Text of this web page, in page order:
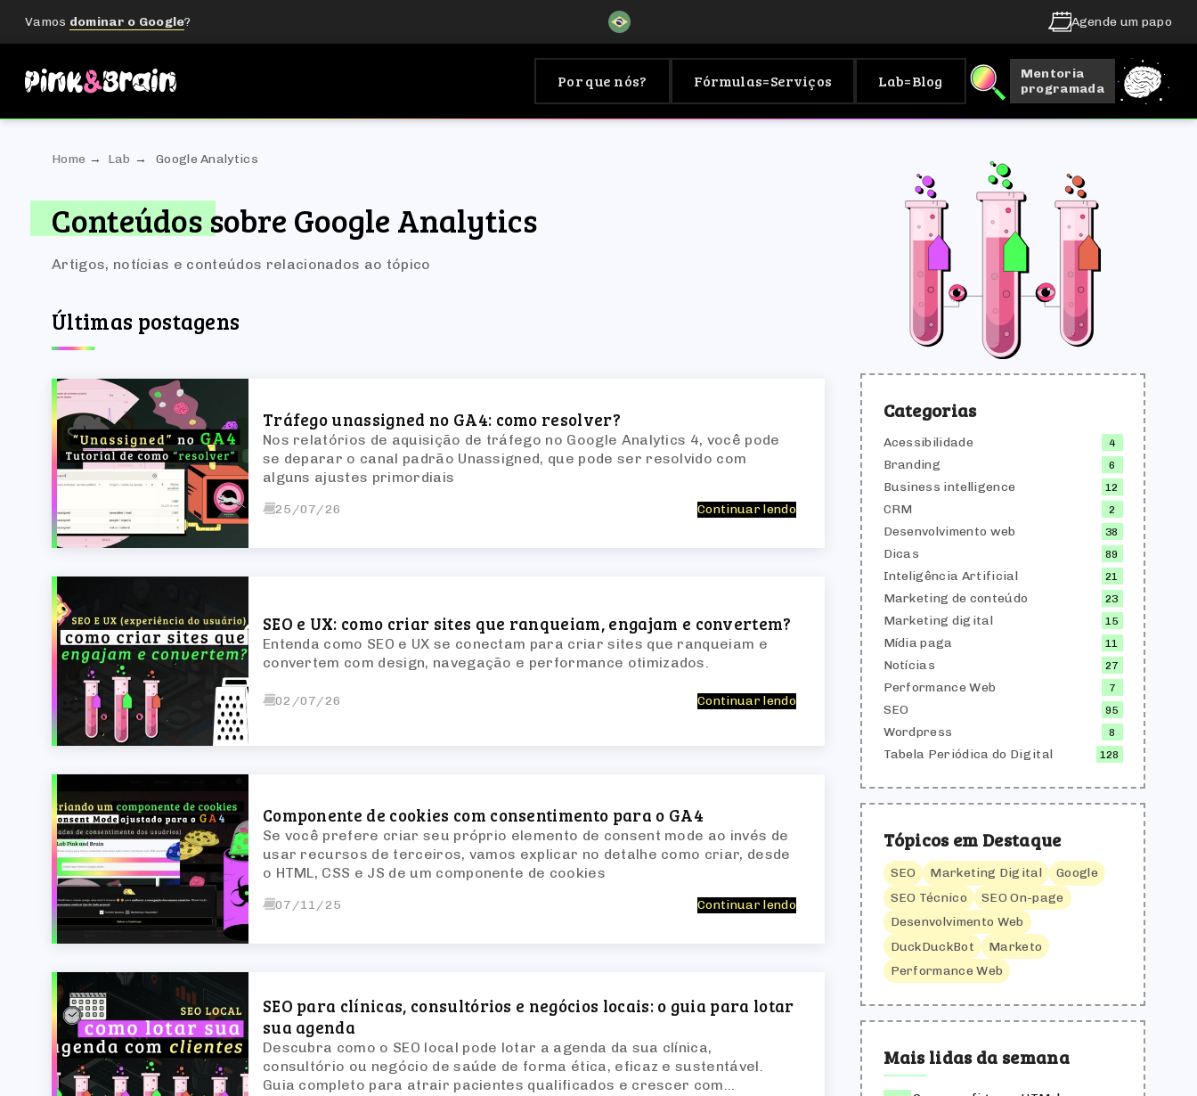
Vamos dominar o Google? Agende um papo
Por que nós? Fórmulas=Serviços Lab=Blog
Mentoria
programada
Home Lab Google Analytics
Conteúdos sobre Google Analytics
Artigos, notícias e conteúdos relacionados ao tópico
Últimas postagens
Tráfego unassigned no GA4: como resolver?
Nos relatórios de aquisição de tráfego no Google Analytics 4, você pode
se deparar o canal padrão Unassigned, que pode ser resolvido com
alguns ajustes primordiais
25/07/26 Continuar lendo
SEO e UX: como criar sites que ranqueiam, engajam e convertem?
Entenda como SEO e UX se conectam para criar sites que ranqueiam e
convertem com design, navegação e performance otimizados.
02/07/26 Continuar lendo
Componente de cookies com consentimento para o GA4
Se você prefere criar seu próprio elemento de consent mode ao invés de
usar recursos de terceiros, vamos explicar no detalhe como criar, desde
o HTML, CSS e JS de um componente de cookies
07/11/25 Continuar lendo
SEO para clínicas, consultórios e negócios locais: o guia para lotar
sua agenda
Descubra como o SEO local pode lotar a agenda da sua clínica,
consultório ou negócio de saúde de forma ética, eficaz e sustentável.
Guia completo para atrair pacientes qualificados e crescer com
Categorias
Acessibilidade 4
Branding 6
Business intelligence 12
CRM 2
Desenvolvimento web 38
Dicas 89
Inteligência Artificial 21
Marketing de conteúdo 23
Marketing digital 15
Mídia paga 11
Notícias 27
Performance Web 7
SEO 95
Wordpress 8
Tabela Periódica do Digital 128
Tópicos em Destaque
SEO Marketing Digital
Google
SEO Técnico
SEO On-page
Desenvolvimento Web
DuckDuckBot
Marketo
Performance Web
Mais lidas da semana